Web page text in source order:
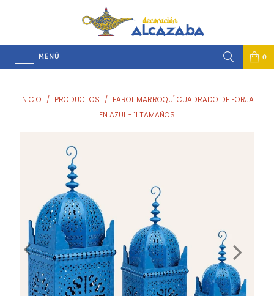
MENÚ 0
INICIO / PRODUCTOS / FAROL MARROQUÍ CUADRADO DE FORJA
EN AZUL - 11 TAMAÑOS